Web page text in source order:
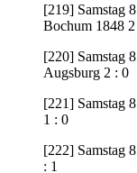
[219] Samstag
Bochum 1848
[220] Samstag
Augsburg 2 : 0
[221] Samstag
1 : 0
[222] Samstag
: 1